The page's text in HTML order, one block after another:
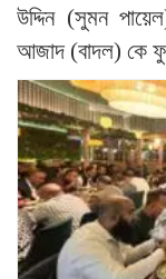
উদ্দিন (সুমন
আজাদ (বাদল) কে